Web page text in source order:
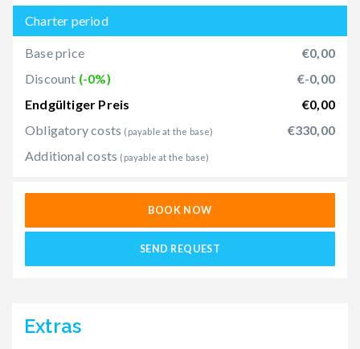
Charter period
Base price
€0,00
Discount (-0%)
€-0,00
Endgültiger Preis
€0,00
Obligatory costs (payable at the base)
€330,00
Additional costs (payable at the base)
BOOK NOW
SEND REQUEST
Extras